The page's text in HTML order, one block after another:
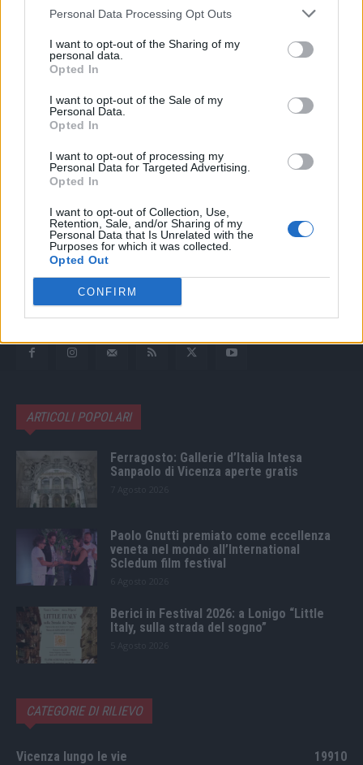
Personal Data Processing Opt Outs
I want to opt-out of the Sharing of my
personal data.
Opted In
I want to opt-out of the Sale of my
Personal Data.
Opted In
I want to opt-out of processing my
Personal Data for Targeted Advertising.
Opted In
I want to opt-out of Collection, Use,
Retention, Sale, and/or Sharing of my
Personal Data that Is Unrelated with the
Purposes for which it was collected.
Opted Out
CONFIRM
Quotidiano web del bello e sul buono di Vicenza e dintorni
redazione@laltravicenza.it
Pubblicità
laltravicenza@laltravicenza.it
Amministrazione
ARTICOLI POPOLARI
Ferragosto: Gallerie d’Italia Intesa
Sanpaolo di Vicenza aperte gratis
Paolo Gnutti premiato come eccellenza
veneta nel mondo all’International
Scledum film festival
Berici in Festival 2026: a Lonigo “Little
Italy, sulla strada del sogno”
CATEGORIE DI RILIEVO
Vicenza lungo le vie
19910